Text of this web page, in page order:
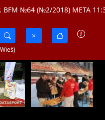
BFM №64 (№2/2018) META